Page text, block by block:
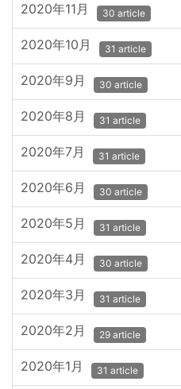
2020年11月 30 article
2020年10月 31 article
2020年9月 30 article
2020年8月 31 article
2020年7月 31 article
2020年6月 30 article
2020年5月 31 article
2020年4月 30 article
2020年3月 31 article
2020年2月 29 article
2020年1月 31 article